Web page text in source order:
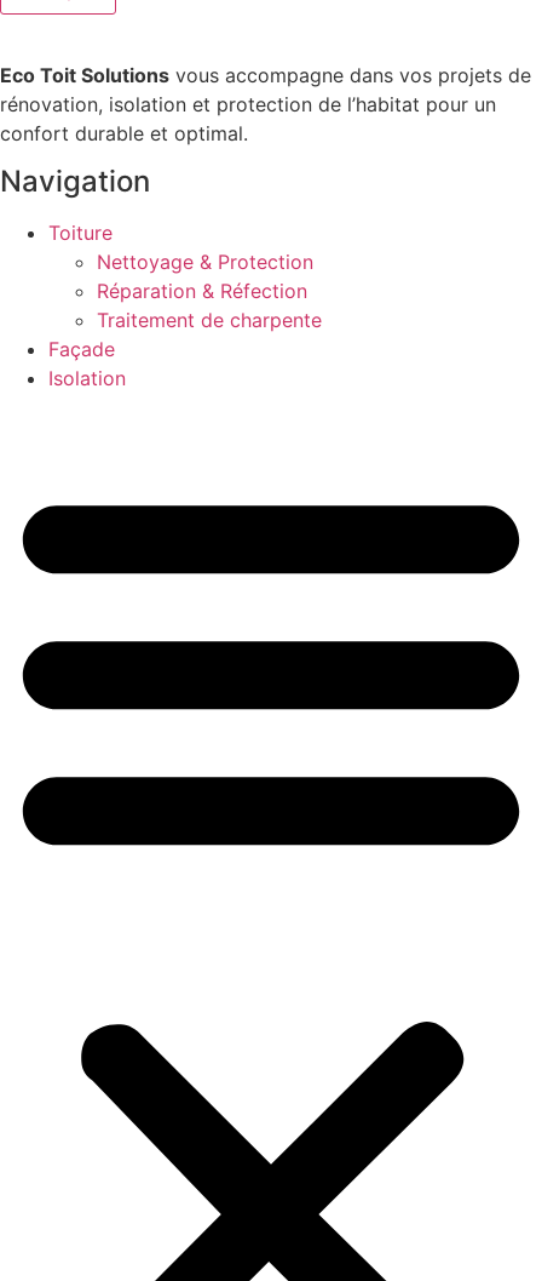
Eco Toit Solutions vous accompagne dans vos projets de
rénovation, isolation et protection de l’habitat pour un
confort durable et optimal.
Navigation
Toiture
Nettoyage & Protection
Réparation & Réfection
Traitement de charpente
Façade
Isolation